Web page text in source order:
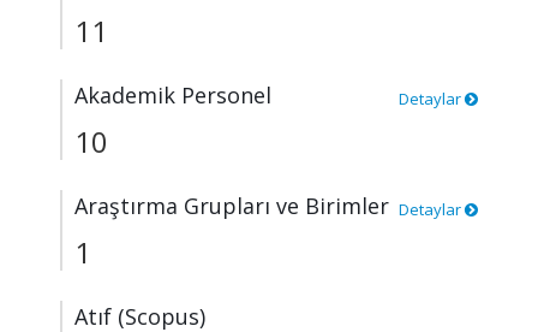
11
Akademik Personel Detaylar
10
Araştırma Grupları ve Birimler Detaylar
1
Atıf (Scopus)